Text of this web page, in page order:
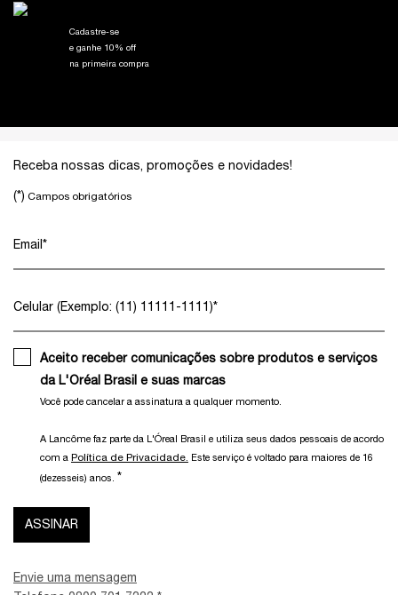
Cadastre-se
e ganhe 10% off
na primeira compra
Receba nossas dicas, promoções e novidades!
(*) Campos obrigatórios
Email *
Celular (Exemplo: (11) 11111-1111)*
Aceito receber comunicações sobre produtos e serviços
da L'Oréal Brasil e suas marcas
Você pode cancelar a assinatura a qualquer momento.​
A Lancôme faz parte da L'Óreal Brasil e utiliza seus dados pessoais de acordo
com a Política de Privacidade. Este serviço é voltado para maiores de 16
(dezesseis) anos. *
ASSINAR
Envie uma mensagem